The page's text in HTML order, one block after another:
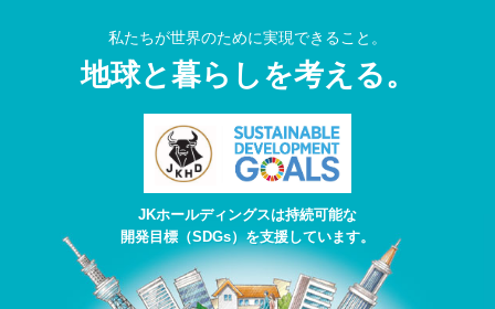
私たちが世界のために実現できること。
地球と暮らしを考える。
JKホールディングスは持続可能な
開発目標（SDGs）を支援しています。